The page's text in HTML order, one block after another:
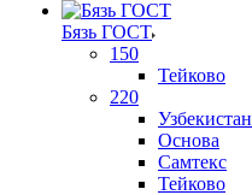
Бязь ГОСТ
150
Тейково
220
Узбекистан
Основа
Самтекс
Тейково